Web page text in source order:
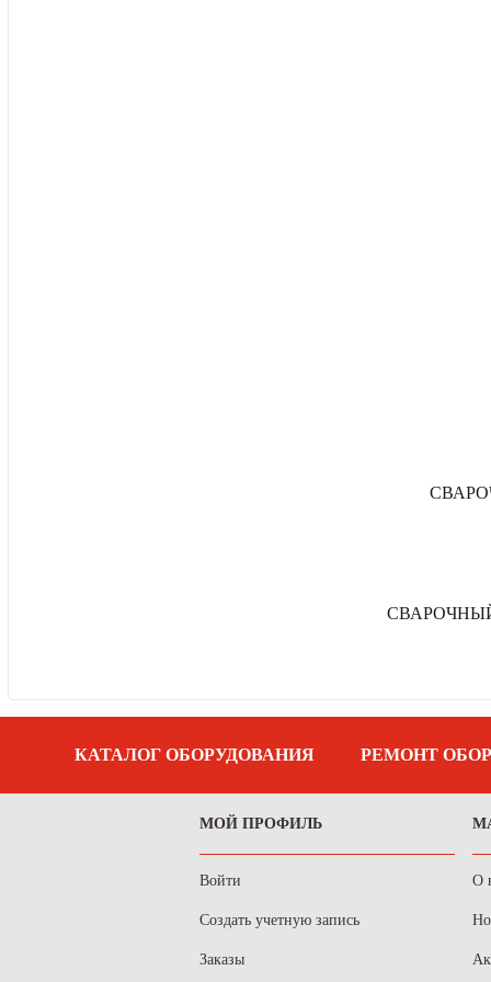
КАТАЛОГ ОБОРУДОВАНИЯ РЕМОНТ
МОЙ ПРОФИЛЬ
Войти
Создать учетную запись
Заказы
О